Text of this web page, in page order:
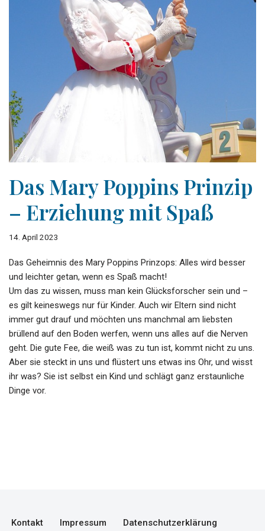
Das Mary Poppins Prinzip
– Erziehung mit Spaß
14. April 2023
Das Geheimnis des Mary Poppins Prinzops: Alles wird besser
und leichter getan, wenn es Spaß macht!
Um das zu wissen, muss man kein Glücksforscher sein und –
es gilt keineswegs nur für Kinder. Auch wir Eltern sind nicht
immer gut drauf und möchten uns manchmal am liebsten
brüllend auf den Boden werfen, wenn uns alles auf die Nerven
geht. Die gute Fee, die weiß was zu tun ist, kommt nicht zu uns.
Aber sie steckt in uns und flüstert uns etwas ins Ohr, und wisst
ihr was? Sie ist selbst ein Kind und schlägt ganz erstaunliche
Dinge vor.
Kontakt Impressum Datenschutzerklärung